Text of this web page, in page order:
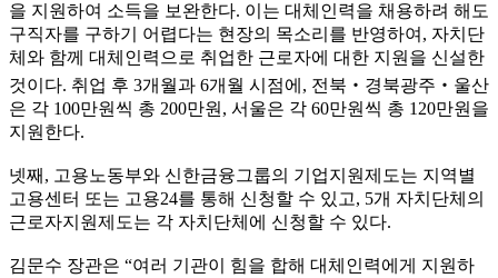
을 지원하여 소득을 보완한다. 이는 대체인력을 채용하려 해도
구직자를 구하기 어렵다는 현장의 목소리를 반영하여, 자치단
체와 함께 대체인력으로 취업한 근로자에 대한 지원을 신설한
것이다. 취업 후 3개월과 6개월 시점에, 전북‧경북광주‧울산
은 각 100만원씩 총 200만원, 서울은 각 60만원씩 총 120만원을
지원한다.
넷째, 고용노동부와 신한금융그룹의 기업지원제도는 지역별
고용센터 또는 고용24를 통해 신청할 수 있고, 5개 자치단체의
근로자지원제도는 각 자치단체에 신청할 수 있다.
김문수 장관은 “여러 기관이 힘을 합해 대체인력에게 지원하